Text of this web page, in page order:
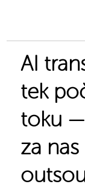
AI
tek
toku —
za